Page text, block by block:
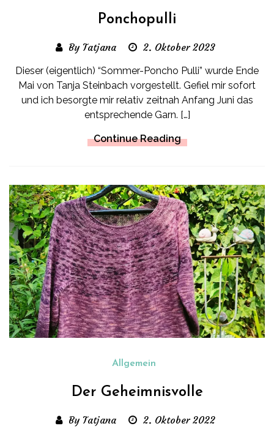
Ponchopulli
By Tatjana 2. Oktober 2023
Dieser (eigentlich) “Sommer-Poncho Pulli” wurde Ende
Mai von Tanja Steinbach vorgestellt. Gefiel mir sofort
und ich besorgte mir relativ zeitnah Anfang Juni das
entsprechende Garn. […]
Continue Reading
Allgemein
Der Geheimnisvolle
By Tatjana 2. Oktober 2022